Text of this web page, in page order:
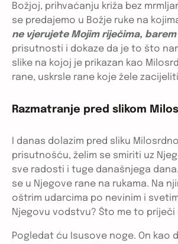
Božjoj, prihvaćanju križa bez
se predajemo u Božje ruke na
ne vjerujete Mojim riječima,
prisutnosti i dokaze da je to što
slike na kojoj je prikazan kao
rane, uskrsle rane koje žele
Razmatranje pred slikom
I danas dolazim pred sliku
prisutnošću, želim se smiriti uz
sve radosti i tuge današnjega
se u Njegove rane na rukama. Na
oštrim udarcima po nevinim i
Njegovu vodstvu? Što me to
Pogledat ću Isusove noge. On kao